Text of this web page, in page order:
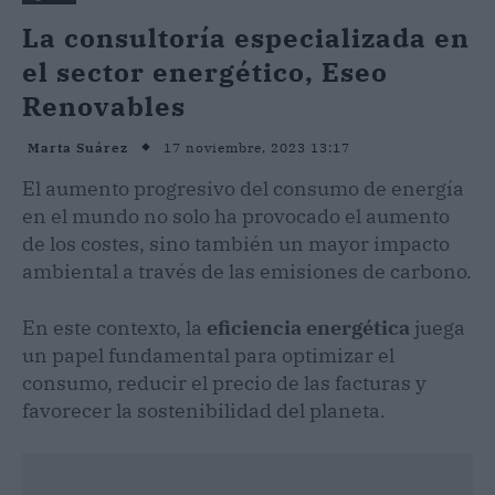
La consultoría especializada en
el sector energético, Eseo
Renovables
Marta Suárez 17 noviembre, 2023 13:17
El aumento progresivo del consumo de energía
en el mundo no solo ha provocado el aumento
de los costes, sino también un mayor impacto
ambiental a través de las emisiones de carbono.
En este contexto, la eficiencia energética juega
un papel fundamental para optimizar el
consumo, reducir el precio de las facturas y
favorecer la sostenibilidad del planeta.